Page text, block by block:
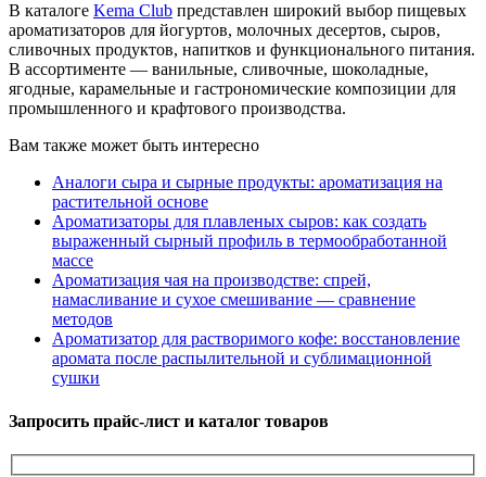
В каталоге Kema Club представлен широкий выбор пищевых
ароматизаторов для йогуртов, молочных десертов, сыров,
сливочных продуктов, напитков и функционального питания.
В ассортименте — ванильные, сливочные, шоколадные,
ягодные, карамельные и гастрономические композиции для
промышленного и крафтового производства.
Вам также может быть интересно
Аналоги сыра и сырные продукты: ароматизация на
растительной основе
Ароматизаторы для плавленых сыров: как создать
выраженный сырный профиль в термообработанной
массе
Ароматизация чая на производстве: спрей,
намасливание и сухое смешивание — сравнение
методов
Ароматизатор для растворимого кофе: восстановление
аромата после распылительной и сублимационной
сушки
Запросить прайс-лист и каталог товаров